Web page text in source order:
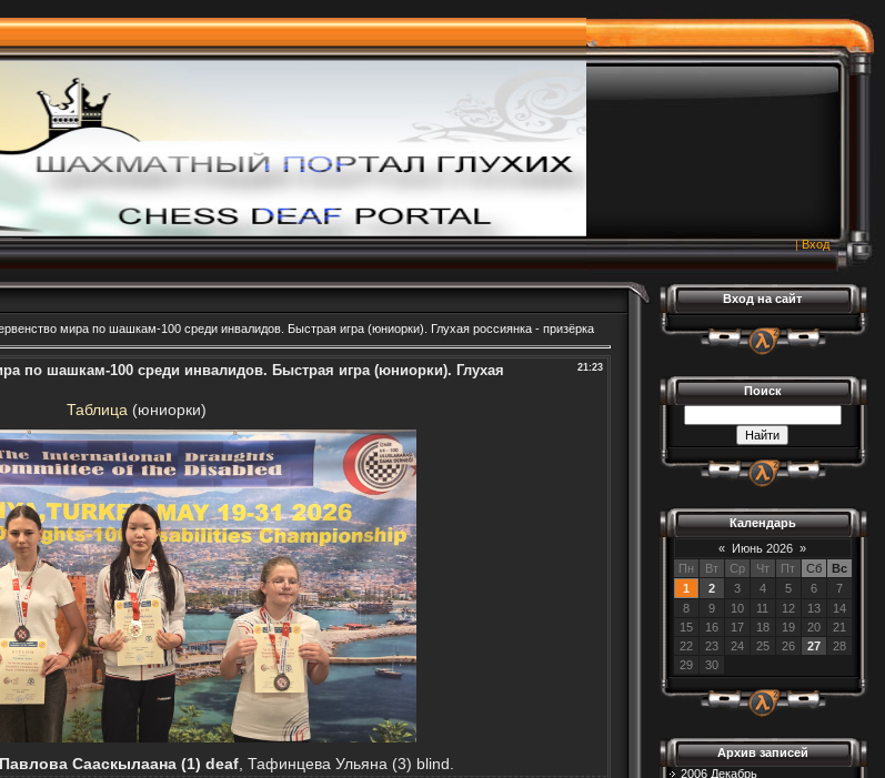
|Вход
мира по шашкам-100 среди инвалидов. Быстрая игра (юниорки). Глухая россиянка - призёрка
21:23
по шашкам-100 среди инвалидов. Быстрая игра (юниорки). Глухая
Таблица (юниорки)
Павлова Сааскылаана (1) deaf, Тафинцева Ульяна (3) blind.
Вход на сайт
Поиск
Календарь
« Июнь 2026 »
Пн
Вт Ср Чт Пт Сб
Вс
1
2 3 4 5 6
7
8
9 10 11 12 13
14
15
16 17 18 19 20
21
22
23 24 25 26 27
28
29
30
Архив записей
2006 Декабрь